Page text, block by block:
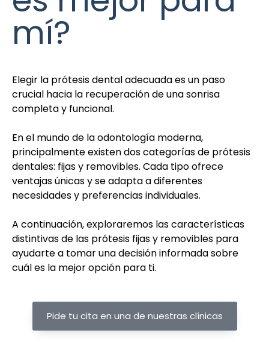
mí?
Elegir la prótesis dental adecuada es un paso
crucial hacia la recuperación de una sonrisa
completa y funcional.
En el mundo de la odontología moderna,
principalmente existen dos categorías de prótesis
dentales: fijas y removibles. Cada tipo ofrece
ventajas únicas y se adapta a diferentes
necesidades y preferencias individuales.
A continuación, exploraremos las características
distintivas de las prótesis fijas y removibles para
ayudarte a tomar una decisión informada sobre
cuál es la mejor opción para ti.
Pide tu cita en una de nuestras clínicas